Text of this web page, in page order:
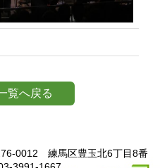
覧へ戻る
0012 練馬区豊玉北6丁目8番